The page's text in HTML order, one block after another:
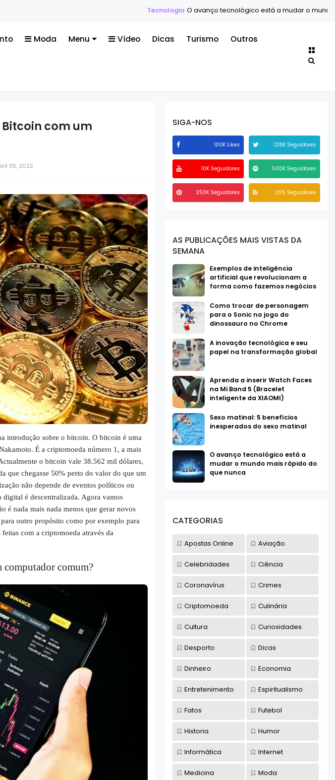
O avanço tecnológico está a mudar o mundo mais rápido
Moda Menu Vídeo Dicas Turismo Outros
com um
05, 2022
introdução sobre o bitcoin. O bitcoin é uma
É a criptomoeda número 1, a mais
o bitcoin vale 38.562 mil dólares,
que chegasse 50% perto do valor do que um
não depende de eventos políticos ou
é descentralizada. Agora vamos
é nada mais nada menos que gerar novos
outro propósito como por exemplo para
com a criptomoeda através da
comum?
SIGA-NOS
100K Likes 128K Seguidores
10K Seguidores 500K Seguidores
250K Seguidores 205 Seguidores
AS PUBLICAÇÕES MAIS VISTAS DA
SEMANA
Exemplos de inteligência
artificial que revolucionam a
forma como fazemos negócios
Como trocar de personagem
para o Sonic no jogo do
dinossauro no Chrome
A inovação tecnológica e seu
papel na transformação global
Aprenda a inserir Watch Faces
na Mi Band 5 (Bracelet
inteligente da XIAOMI)
Sexo matinal: 5 benefícios
inesperados do sexo matinal
O avanço tecnológico está a
mudar o mundo mais rápido do
que nunca
CATEGORIAS
Apostas Online Aviação
Celebridades Ciência
Coronavírus Crimes
Criptomoeda Culinária
Cultura Curiosidades
Desporto Dicas
Dinheiro Economia
Entretenimento Espiritualismo
Fatos Futebol
Historia Humor
Informática Internet
Medicina Moda